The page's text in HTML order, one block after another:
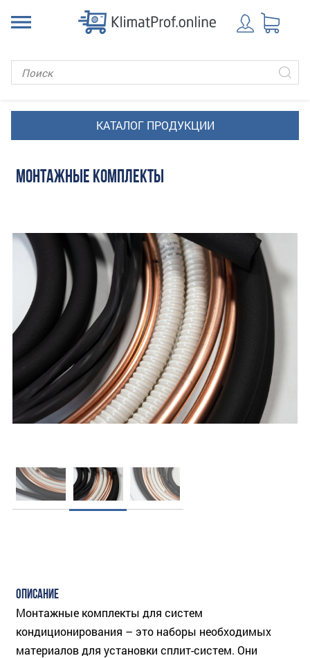
МОНТАЖНЫЕ КОМПЛЕКТЫ
ОПИСАНИЕ
Монтажные комплекты для систем
кондиционирования – это наборы необходимых
материалов для установки сплит-систем. Они